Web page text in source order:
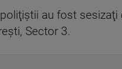
au fost
Sector 3.